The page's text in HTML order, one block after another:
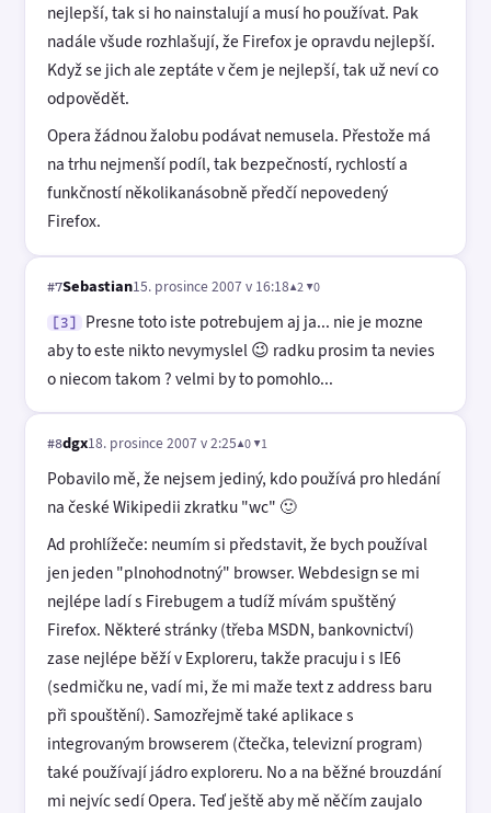
nejlepší, tak si ho nainstalují a musí ho používat. Pak
nadále všude rozhlašují, že Firefox je opravdu nejlepší.
Když se jich ale zeptáte v čem je nejlepší, tak už neví co
odpovědět.
Opera žádnou žalobu podávat nemusela. Přestože má
na trhu nejmenší podíl, tak bezpečností, rychlostí a
funkčností několikanásobně předčí nepovedený
Firefox.
#7Sebastian15. prosince 2007 v 16:18▲2 ▼0
[3]
Presne toto iste potrebujem aj ja... nie je mozne
aby to este nikto nevymyslel 😉 radku prosim ta nevies
o niecom takom ? velmi by to pomohlo...
#8dgx18. prosince 2007 v 2:25▲0 ▼1
Pobavilo mě, že nejsem jediný, kdo používá pro hledání
na české Wikipedii zkratku "wc" 🙂
Ad prohlížeče: neumím si představit, že bych používal
jen jeden "plnohodnotný" browser. Webdesign se mi
nejlépe ladí s Firebugem a tudíž mívám spuštěný
Firefox. Některé stránky (třeba MSDN, bankovnictví)
zase nejlépe běží v Exploreru, takže pracuju i s IE6
(sedmičku ne, vadí mi, že mi maže text z address baru
při spouštění). Samozřejmě také aplikace s
integrovaným browserem (čtečka, televizní program)
také používají jádro exploreru. No a na běžné brouzdání
mi nejvíc sedí Opera. Teď ještě aby mě něčím zaujalo